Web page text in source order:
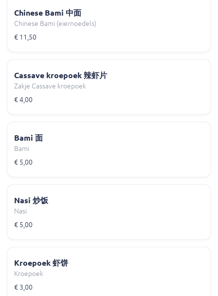
Chinese Bami 中面
Chinese Bami (eiernoedels)
€ 11,50
Cassave kroepoek 辣虾片
Zakje Cassave kroepoek
€ 4,00
Bami 面
Bami
€ 5,00
Nasi 炒饭
Nasi
€ 5,00
Kroepoek 虾饼
Kroepoek
€ 3,00